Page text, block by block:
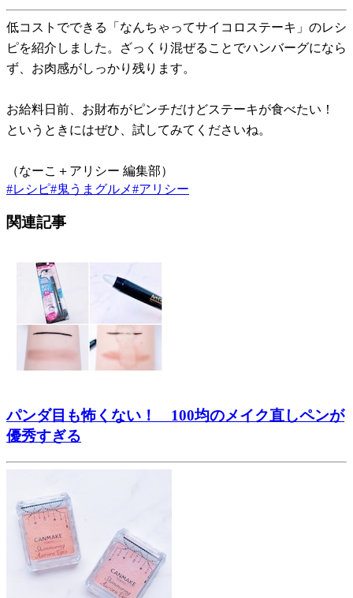
低コストでできる「なんちゃってサイコロステーキ」のレシ
ピを紹介しました。ざっくり混ぜることでハンバーグになら
ず、お肉感がしっかり残ります。
お給料日前、お財布がピンチだけどステーキが食べたい！
というときにはぜひ、試してみてくださいね。
（なーこ＋アリシー 編集部）
#レシピ#鬼うまグルメ#アリシー
関連記事
パンダ目も怖くない！ 100均のメイク直しペンが
優秀すぎる